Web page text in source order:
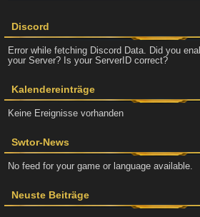
Discord
Error while fetching Discord Data. Did you
your Server? Is your ServerID correct?
Kalendereinträge
Keine Ereignisse vorhanden
Swtor-News
No feed for your game or language available.
Neuste Beiträge